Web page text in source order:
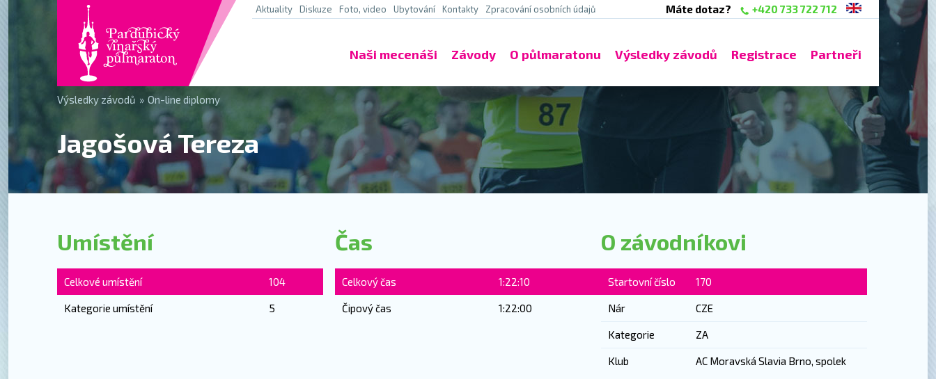
Máte dotaz? +420 733 722 712
Aktuality Diskuze Foto, video Ubytování Kontakty Zpracování osobních údajů
Naši mecenáši Závody O půlmaratonu Výsledky závodů Registrace Partneři
Výsledky závodů » On-line diplomy
Jagošová Tereza
Umístění
Celkové umístění 104
Kategorie umístění 5
Čas
Celkový čas 1:22:10
Čipový čas 1:22:00
O závodníkovi
Startovní číslo 170
Nár CZE
Kategorie ZA
Klub AC Moravská Slavia Brno, spolek